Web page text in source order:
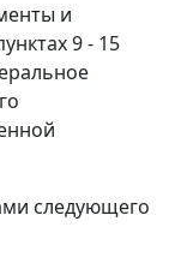
и
9 - 15
следующего